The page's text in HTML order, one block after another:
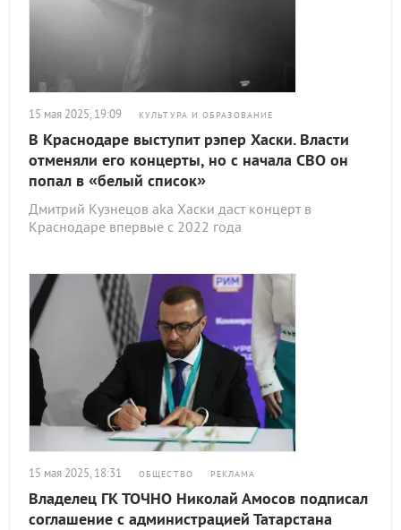
15 мая 2025, 19:09 КУЛЬТУРА И ОБРАЗОВАНИЕ
В Краснодаре выступит рэпер Хаски. Власти
отменяли его концерты, но с начала СВО он
попал в «белый список»
Дмитрий Кузнецов aka Хаски даст концерт в
Краснодаре впервые с 2022 года
15 мая 2025, 18:31 ОБЩЕСТВО РЕКЛАМА
Владелец ГК ТОЧНО Николай Амосов подписал
соглашение с администрацией Татарстана